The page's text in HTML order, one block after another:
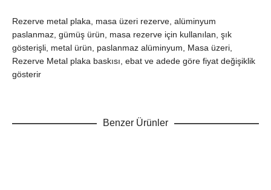
Rezerve metal plaka, masa üzeri rezerve, alüminyum
paslanmaz, gümüş ürün, masa rezerve için kullanılan, şık
gösterişli, metal ürün, paslanmaz alüminyum, Masa üzeri,
Rezerve Metal plaka baskısı, ebat ve adede göre fiyat değişiklik
gösterir
Benzer Ürünler